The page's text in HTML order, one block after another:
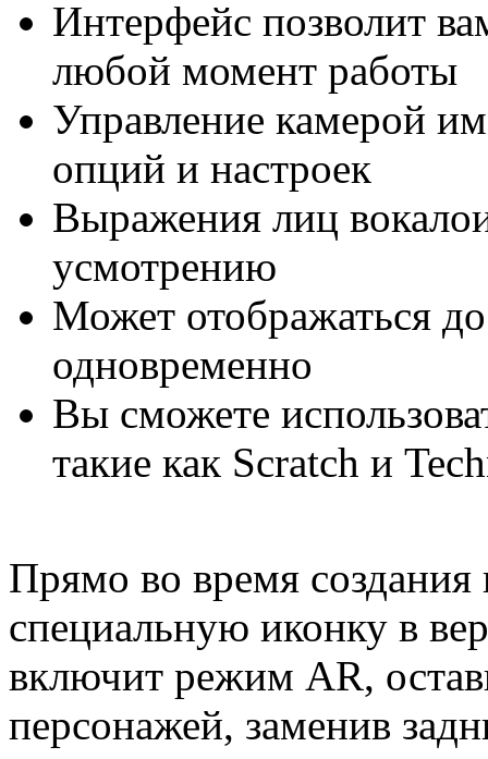
Интерфейс позволит
любой момент работы
Управление камерой
опций и настроек
Выражения лиц
усмотрению
Может отображаться
одновременно
Вы сможете
такие как Scratch и
Прямо во время
специальную иконку в
включит режим AR,
персонажей, заменив